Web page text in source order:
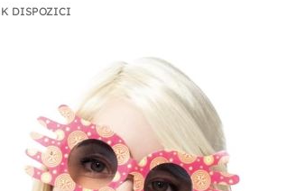
K DISPOZICI